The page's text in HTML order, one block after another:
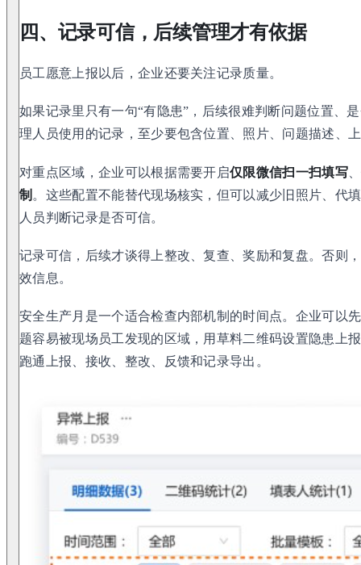
四、记录可信，后续管理才有依据
员工愿意上报以后，企业还要关注记录质量。
如果记录里只有一句“有隐患”，后续很难判断问题位置、
理人员使用的记录，至少要包含位置、照片、问题描述、
对重点区域，企业可以根据需要开启仅限微信扫一扫填写
制 。这些配置不能替代现场核实，但可以减少旧照片、代
人员判断记录是否可信。
记录可信，后续才谈得上整改、复查、奖励和复盘。否则
效信息。
安全生产月是一个适合检查内部机制的时间点。企业可以
题容易被现场员工发现的区域，用草料二维码设置隐患上
跑通上报、接收、整改、反馈和记录导出。